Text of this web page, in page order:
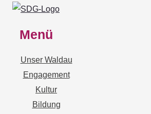
Menü
Unser Waldau
Engagement
Kultur
Bildung